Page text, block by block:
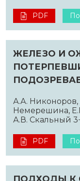
PDF
ЖЕЛЕЗО И
А.А. Никоноров,
Немерешина,
А.В. Скальный
PDF